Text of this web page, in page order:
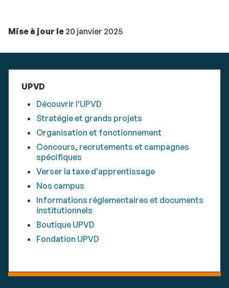
Mise à jour le 20 janvier 2025
UPVD
Découvrir l'UPVD
Stratégie et grands projets
Organisation et fonctionnement
Concours, recrutements et campagnes
spécifiques
Verser la taxe d'apprentissage
Nos campus
Informations réglementaires et documents
institutionnels
Boutique UPVD
Fondation UPVD